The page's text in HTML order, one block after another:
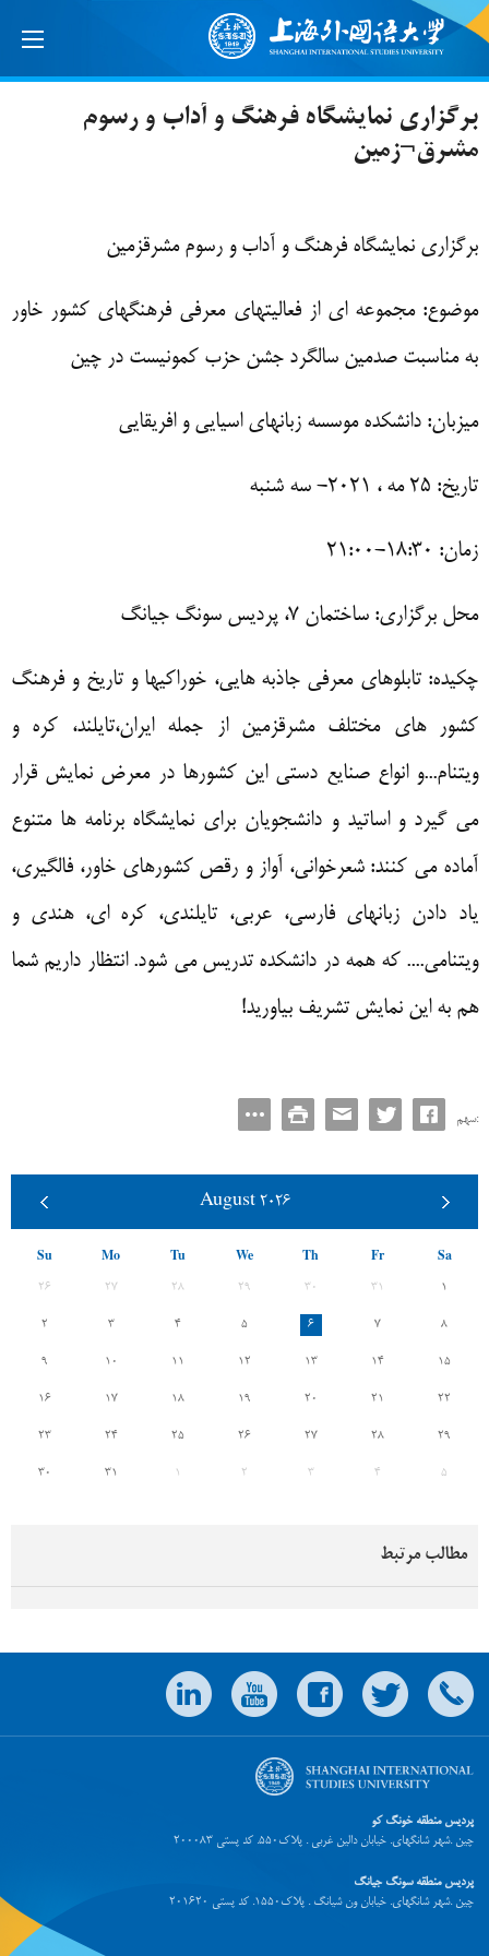
برگزاری نمایشگاه فرهنگ و آداب و رسوم
مشرق¬زمین
برگزاری نمایشگاه فرهنگ و آداب و رسوم مشرق­زمین
موضوع: مجموعه ای از فعالیتهای معرفی فرهنگهای کشور خاور
به مناسبت صدمین سالگرد جشن حزب کمونیست در چین
میزبان: دانشکده موسسه زبانهای اسیایی و افریقایی
تاریخ: ۲۵ مه ، ۲۰۲۱- سه شنبه
زمان: ۱۸:۳۰-۲۱:۰۰
محل برگزاری: ساختمان ۷، پردیس سونگ جیانگ
چکیده: تابلوهای معرفی جاذبه هایی، خوراکیها و تاریخ و فرهنگ
کشور های مختلف مشرق­زمین از جمله ایران،تایلند، کره و
ویتنام...و انواع صنایع دستی این کشورها در معرض نمایش قرار
می گیرد و اساتید و دانشجویان برای نمایشگاه برنامه ها متنوع
آماده می کنند: شعرخوانی، آواز و رقص کشورهای خاور، فالگیری،
یاد دادن زبانهای فارسی، عربی، تایلندی، کره ای، هندی و
ویتنامی.... که همه در دانشکده تدریس می شود. انتظار داریم شما
هم به این نمایش تشریف بیاورید!
سهم:
August 2026
Su Mo Tu We Th Fr Sa
26 27 28 29 30 31 1
2 3 4 5 6 7 8
9 10 11 12 13 14 15
16 17 18 19 20 21 22
23 24 25 26 27 28 29
30 31 1 2 3 4 5
مطالب مرتبط
پردیس منطقه خونگ کو
چین .شهر شانگهای. خیابان دالین غربی . پلاک550. کد پستی 200083
پردیس منطقه سونگ جیانگ
چین .شهر شانگهای. خیابان ون شیانگ . پلاک1550. کد پستی 201620